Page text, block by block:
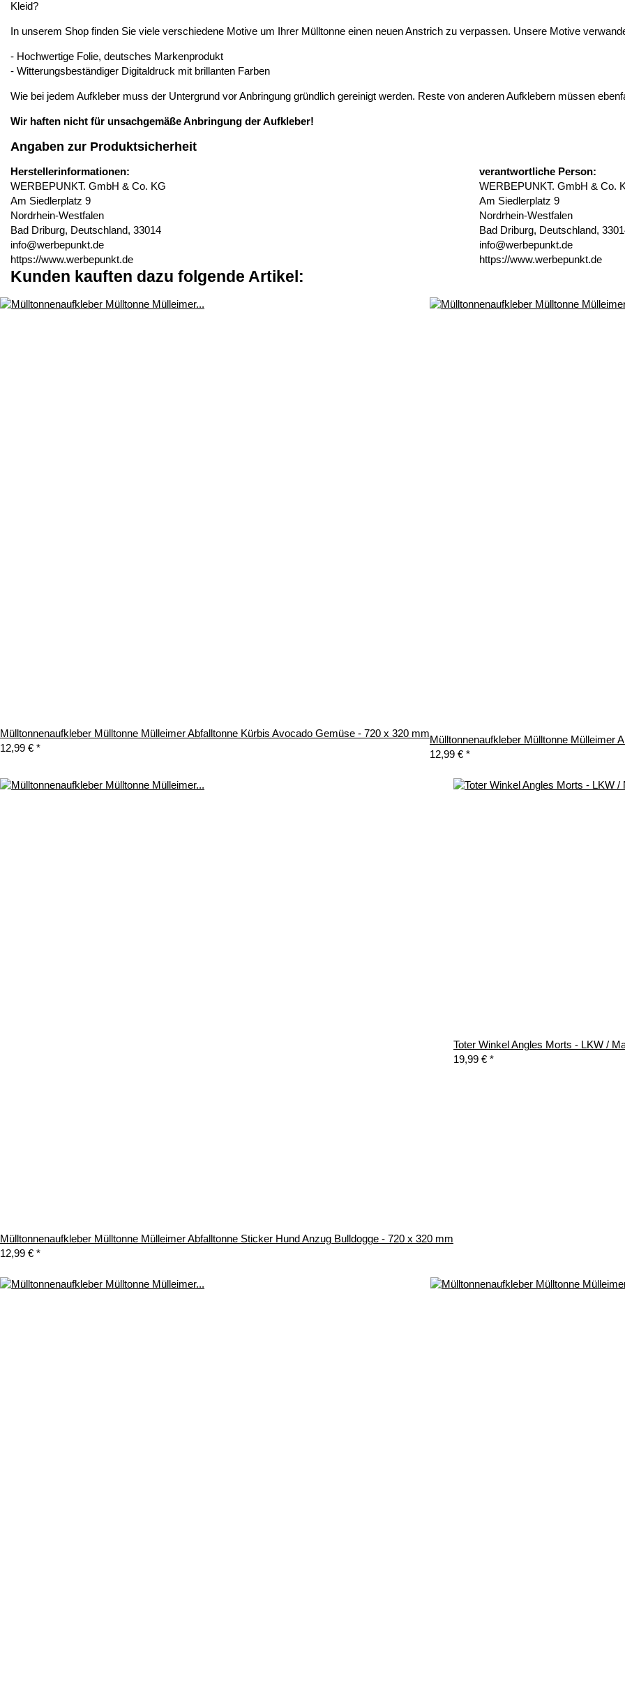
Kleid?
In unserem Shop finden Sie viele verschiedene Motive um Ihrer Mülltonne einen neuen Anstrich zu verpassen. Unsere Motive
- Hochwertige Folie, deutsches Markenprodukt
- Witterungsbeständiger Digitaldruck mit brillanten Farben
Wie bei jedem Aufkleber muss der Untergrund vor Anbringung gründlich gereinigt werden. Reste von anderen Aufklebern müssen
Wir haften nicht für unsachgemäße Anbringung der Aufkleber!
Angaben zur Produktsicherheit
Herstellerinformationen:
WERBEPUNKT. GmbH & Co. KG
Am Siedlerplatz 9
Nordrhein-Westfalen
Bad Driburg, Deutschland, 33014
info@werbepunkt.de
https://www.werbepunkt.de
verantwortliche Person:
WERBEPUNKT. GmbH & Co.
Am Siedlerplatz 9
Nordrhein-Westfalen
Bad Driburg, Deutschland,
info@werbepunkt.de
https://www.werbepunkt.de
Kunden kauften dazu folgende Artikel:
Mülltonnenaufkleber Mülltonne Mülleimer Abfalltonne Kürbis Avocado Gemüse - 720 x 320 mm
12,99 € *
Mülltonnenaufkleber Mülltonne Mülleimer
12,99 € *
Mülltonnenaufkleber Mülltonne Mülleimer Abfalltonne Sticker Hund Anzug Bulldogge - 720 x 320 mm
12,99 € *
Toter Winkel Angles Morts - LKW /
19,99 € *